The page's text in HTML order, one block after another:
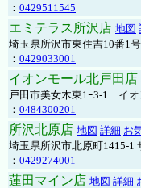
： 0429511545
エミテラス所沢店 地図
埼玉県所沢市東住吉10番1
： 0429033001
イオンモール北戸田店
戸田市美女木東1ｰ3‐1 イ
： 0484300201
所沢北原店 地図 詳細 お
埼玉県所沢市北原町1415-1
： 0429274001
蓮田マイン店 地図 詳細